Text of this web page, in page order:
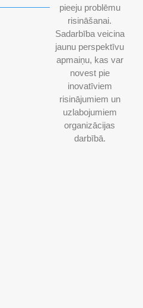
pieeju problēmu
risināšanai.
Sadarbība veicina
jaunu perspektīvu
apmaiņu, kas var
novest pie
inovatīviem
risinājumiem un
uzlabojumiem
organizācijas
darbībā.